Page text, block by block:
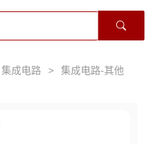
集成电路 >
集成电路-其他